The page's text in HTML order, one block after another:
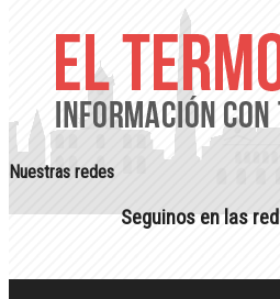
Nuestras redes
Seguinos en las